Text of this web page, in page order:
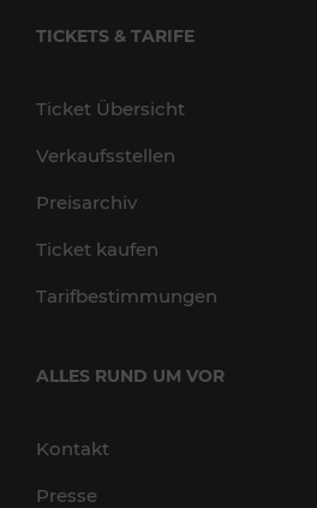
TICKETS & TARIFE
Ticket Übersicht
Verkaufsstellen
Preisarchiv
Ticket kaufen
Tarifbestimmungen
ALLES RUND UM VOR
Kontakt
Presse